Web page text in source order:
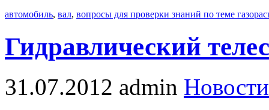
автомобиль, вал, вопросы для проверки знаний по теме
Гидравлический
31.07.2012 admin Новости